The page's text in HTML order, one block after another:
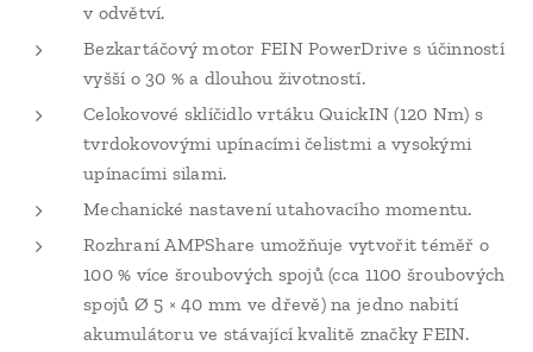
v odvětví.
Bezkartáčový motor FEIN PowerDrive s účinností
vyšší o 30 % a dlouhou životností.
Celokovové sklíčidlo vrtáku QuickIN (120 Nm) s
tvrdokovovými upínacími čelistmi a vysokými
upínacími silami.
Mechanické nastavení utahovacího momentu.
Rozhraní AMPShare umožňuje vytvořit téměř o
100 % více šroubových spojů (cca 1100 šroubových
spojů Ø 5 × 40 mm ve dřevě) na jedno nabití
akumulátoru ve stávající kvalitě značky FEIN.